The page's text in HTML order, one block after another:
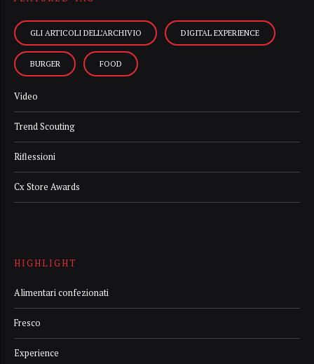
GLI ARTICOLI DELL’ARCHIVIO DIGITAL EXPERIENCE
BURGER FOOD
Video
Trend Scouting
Riflessioni
Cx Store Awards
HIGHLIGHT
Alimentari confezionati
Fresco
Experience